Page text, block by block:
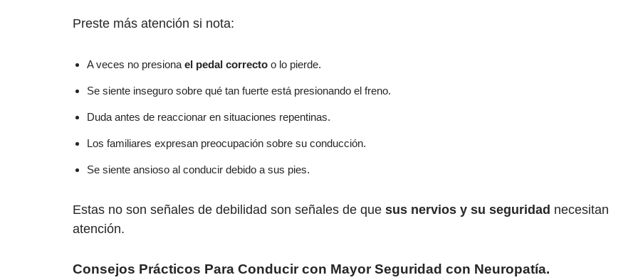
Preste más atención si nota:
A veces no presiona el pedal correcto o lo pierde.
Se siente inseguro sobre qué tan fuerte está presionando el freno.
Duda antes de reaccionar en situaciones repentinas.
Los familiares expresan preocupación sobre su conducción.
Se siente ansioso al conducir debido a sus pies.
Estas no son señales de debilidad son señales de que sus nervios y su seguridad necesitan
atención.
Consejos Prácticos Para Conducir con Mayor Seguridad con Neuropatía.